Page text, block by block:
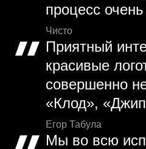
процесс
Чисто
Приятный
красивые
совершенно
«Клод»,
Егор Табула
Мы во всю